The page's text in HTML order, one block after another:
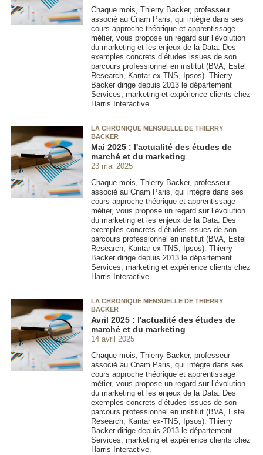
Chaque mois, Thierry Backer, professeur
associé au Cnam Paris, qui intègre dans ses
cours approche théorique et apprentissage
métier, vous propose un regard sur l’évolution
du marketing et les enjeux de la Data. Des
exemples concrets d’études issues de son
parcours professionnel en institut (BVA, Estel
Research, Kantar ex-TNS, Ipsos). Thierry
Backer dirige depuis 2013 le département
Services, marketing et expérience clients chez
Harris Interactive.
LA CHRONIQUE MENSUELLE DE THIERRY
BACKER
Mai 2025 : l'actualité des études de
marché et du marketing
23 mai 2025
Chaque mois, Thierry Backer, professeur
associé au Cnam Paris, qui intègre dans ses
cours approche théorique et apprentissage
métier, vous propose un regard sur l’évolution
du marketing et les enjeux de la Data. Des
exemples concrets d’études issues de son
parcours professionnel en institut (BVA, Estel
Research, Kantar ex-TNS, Ipsos). Thierry
Backer dirige depuis 2013 le département
Services, marketing et expérience clients chez
Harris Interactive.
LA CHRONIQUE MENSUELLE DE THIERRY
BACKER
Avril 2025 : l'actualité des études de
marché et du marketing
14 avril 2025
Chaque mois, Thierry Backer, professeur
associé au Cnam Paris, qui intègre dans ses
cours approche théorique et apprentissage
métier, vous propose un regard sur l’évolution
du marketing et les enjeux de la Data. Des
exemples concrets d’études issues de son
parcours professionnel en institut (BVA, Estel
Research, Kantar ex-TNS, Ipsos). Thierry
Backer dirige depuis 2013 le département
Services, marketing et expérience clients chez
Harris Interactive.